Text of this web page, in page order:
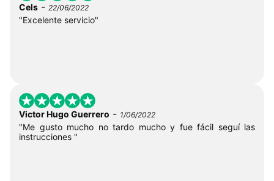
Cels - 22/06/2022
"Excelente servicio"
Victor Hugo Guerrero - 1/06/2022
"Me gusto mucho no tardo mucho y fue fácil seguí las
instrucciones "